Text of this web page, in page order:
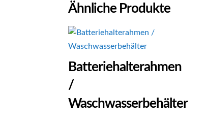
Ähnliche Produkte
Batteriehalterahmen
/
Waschwasserbehälter